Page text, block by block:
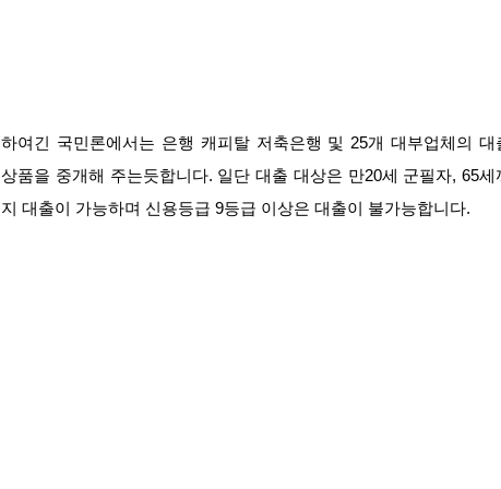
하여긴 국민론에서는 은행 캐피탈 저축은행 및 25개 대부업체의 대
상품을 중개해 주는듯합니다. 일단 대출 대상은 만20세 군필자, 65세
지 대출이 가능하며 신용등급 9등급 이상은 대출이 불가능합니다.